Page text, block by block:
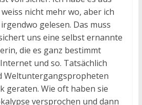
nicht mehr wo, aber ich
gelesen. Das muss
uns eine selbst ernannte
die es ganz bestimmt
und so. Tatsächlich
Weltuntergangspropheten
geraten. Wie oft haben sie
versprochen und dann